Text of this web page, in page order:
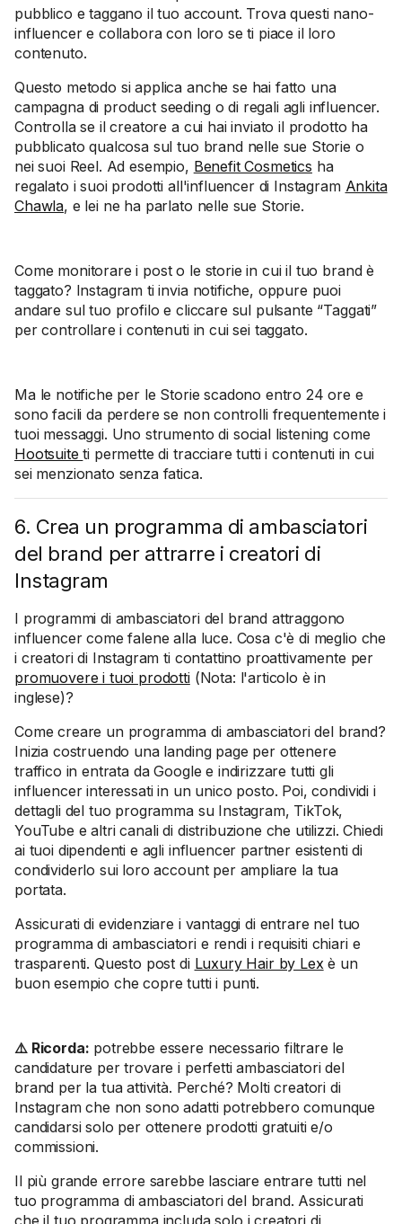
pubblico e taggano il tuo account. Trova questi nano-
influencer e collabora con loro se ti piace il loro
contenuto.
Questo metodo si applica anche se hai fatto una
campagna di product seeding o di regali agli influencer.
Controlla se il creatore a cui hai inviato il prodotto ha
pubblicato qualcosa sul tuo brand nelle sue Storie o
nei suoi Reel. Ad esempio, Benefit Cosmetics ha
regalato i suoi prodotti all'influencer di Instagram Ankita
Chawla, e lei ne ha parlato nelle sue Storie.
Come monitorare i post o le storie in cui il tuo brand è
taggato? Instagram ti invia notifiche, oppure puoi
andare sul tuo profilo e cliccare sul pulsante “Taggati”
per controllare i contenuti in cui sei taggato.
Ma le notifiche per le Storie scadono entro 24 ore e
sono facili da perdere se non controlli frequentemente i
tuoi messaggi. Uno strumento di social listening come
Hootsuiteti permette di tracciare tutti i contenuti in cui
sei menzionato senza fatica.
6. Crea un programma di ambasciatori
del brand per attrarre i creatori di
Instagram
I programmi di ambasciatori del brand attraggono
influencer come falene alla luce. Cosa c'è di meglio che
i creatori di Instagram ti contattino proattivamente per
promuovere i tuoi prodotti(Nota: l'articolo è in
inglese)?
Come creare un programma di ambasciatori del brand?
Inizia costruendo una landing page per ottenere
traffico in entrata da Google e indirizzare tutti gli
influencer interessati in un unico posto. Poi, condividi i
dettagli del tuo programma su Instagram, TikTok,
YouTube e altri canali di distribuzione che utilizzi. Chiedi
ai tuoi dipendenti e agli influencer partner esistenti di
condividerlo sui loro account per ampliare la tua
portata.
Assicurati di evidenziare i vantaggi di entrare nel tuo
programma di ambasciatori e rendi i requisiti chiari e
trasparenti. Questo post di Luxury Hair by Lexè un
buon esempio che copre tutti i punti.
⚠️ Ricorda: potrebbe essere necessario filtrare le
candidature per trovare i perfetti ambasciatori del
brand per la tua attività. Perché? Molti creatori di
Instagram che non sono adatti potrebbero comunque
candidarsi solo per ottenere prodotti gratuiti e/o
commissioni.
Il più grande errore sarebbe lasciare entrare tutti nel
tuo programma di ambasciatori del brand. Assicurati
che il tuo programma includa solo i creatori di